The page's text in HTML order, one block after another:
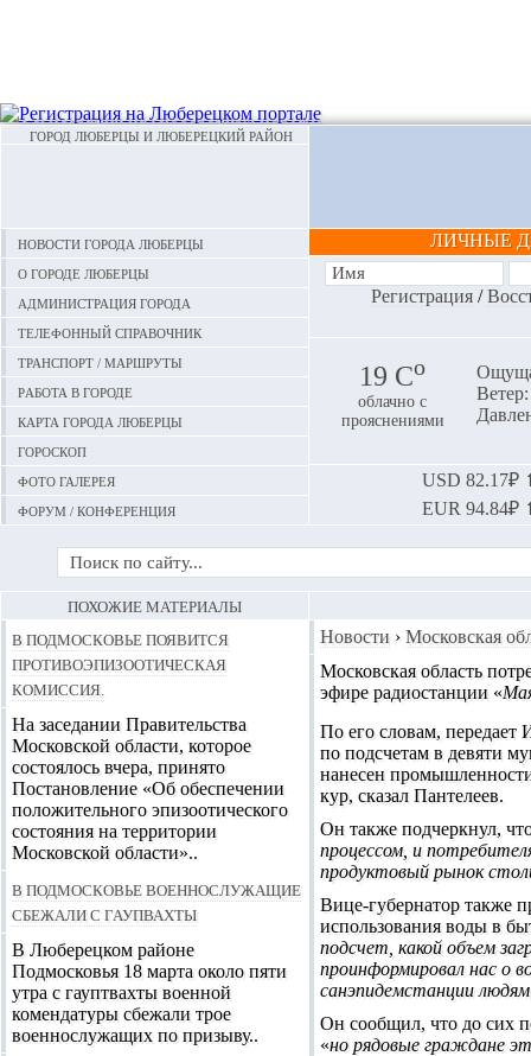
ГОРОД ЛЮБЕРЦЫ И ЛЮБЕРЕЦКИЙ РАЙОН
Новости города Люберцы
О городе Люберцы
Администрация города
Телефонный справочник
Транспорт / маршруты
Работа в городе
Карта города Люберцы
Гороскоп
Фото галерея
Форум / конференция
ЛИЧНЫЕ
Регистрация/
19 Сo
облачно с
прояснениями
USD 82.17₽
EUR 94.84₽
Новости › Московская
Московская область
эфире радиостанции «
По его словам,
по подсчетам в девяти
нанесен
кур, сказал Пантелеев.
Он также подчеркнул,
процессом, и
продуктовый рынок
Вице-губернатор также
использования воды в
подсчет, какой объем
проинформировал нас о
санэпидемстанции
Он сообщил, что до сих
«но рядовые граждане
ПОХОЖИЕ МАТЕРИАЛЫ
В Подмосковье появится
противоэпизоотическая
комиссия.
На заседании Правительства
Московской области, которое
состоялось вчера, принято
Постановление «Об обеспечении
положительного эпизоотического
состояния на территории
Московской области»..
В Подмосковье военнослужащие
сбежали с гаупвахты
В Люберецком районе
Подмосковья 18 марта около пяти
утра с гауптвахты военной
комендатуры сбежали трое
военнослужащих по призыву..